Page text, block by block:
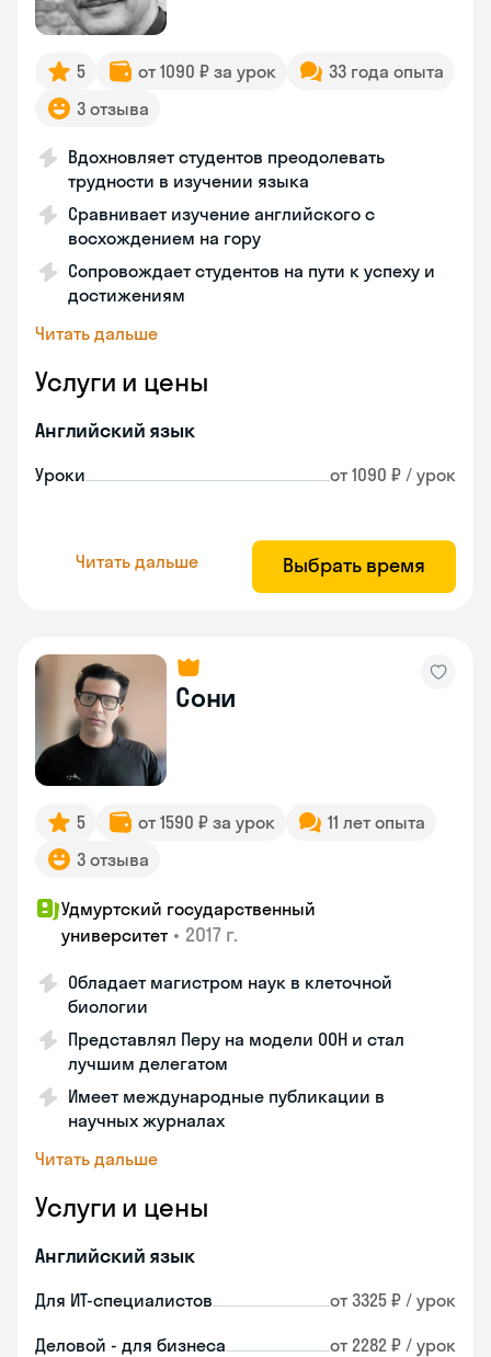
5 от 1090 ₽ за урок
33 года опыта
3 отзыва
Вдохновляет студентов преодолевать
трудности в изучении языка
Сравнивает изучение английского с
восхождением на гору
Сопровождает студентов на пути к успеху и
достижениям
Читать дальше
Услуги и цены
Английский язык
Уроки от 1090 ₽ / урок
Читать дальше Выбрать время
Сони
5 от 1590 ₽ за урок
11 лет опыта
3 отзыва
Удмуртский государственный
университет • 2017 г.
Обладает магистром наук в клеточной
биологии
Представлял Перу на модели ООН и стал
лучшим делегатом
Имеет международные публикации в
научных журналах
Читать дальше
Услуги и цены
Английский язык
Для ИТ-специалистов от 3325 ₽ / урок
Деловой - для бизнеса от 2282 ₽ / урок